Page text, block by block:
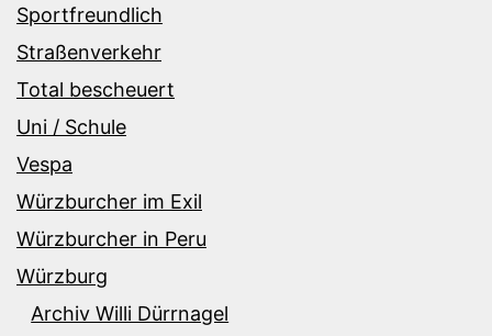
Sportfreundlich
Straßenverkehr
Total bescheuert
Uni / Schule
Vespa
Würzburcher im Exil
Würzburcher in Peru
Würzburg
Archiv Willi Dürrnagel